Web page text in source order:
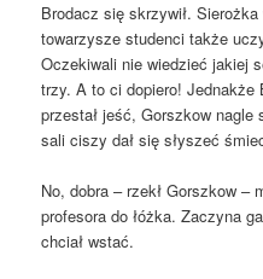
Brodacz się skrzywił.
towarzysze studenci także
Oczekiwali nie wiedzieć jakiej
trzy. A to ci dopiero! Jednakże
przestał jeść, Gorszkow nagle
sali ciszy dał się słyszeć
No, dobra – rzekł Gorszkow –
profesora do łóżka. Zaczyna
chciał wstać.